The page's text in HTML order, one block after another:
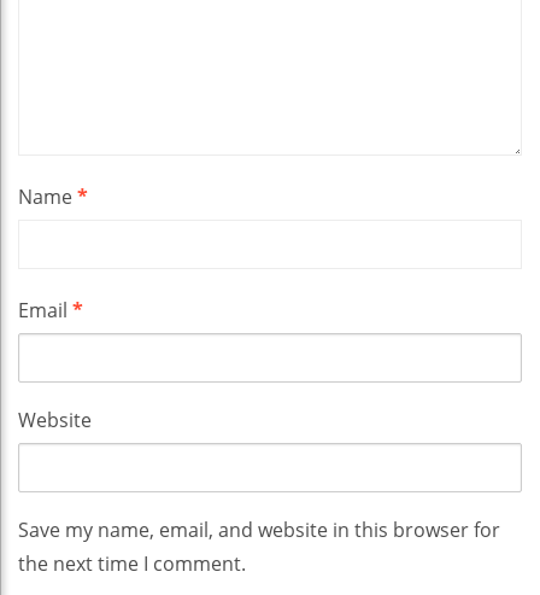
Name*
Email *
Website
Save my name, email, and website in this browser for
the next time I comment.